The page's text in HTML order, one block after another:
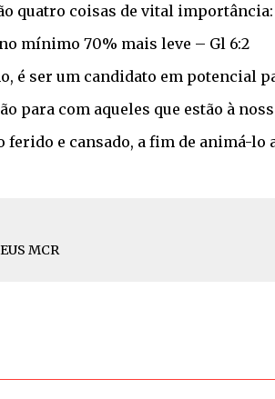
quatro coisas de vital importância:
mínimo 70% mais leve – Gl 6:2
é ser um candidato em potencial
para com aqueles que estão à
e cansado, a fim de animá-lo
MCR